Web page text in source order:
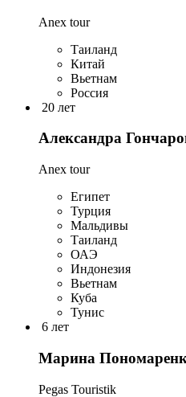
Anex tour
Таиланд
Китай
Вьетнам
Россия
20 лет
Александра
Anex tour
Египет
Турция
Мальдивы
Таиланд
ОАЭ
Индонезия
Вьетнам
Куба
Тунис
6 лет
Марина
Pegas Touristik